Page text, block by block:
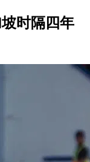
时隔四年